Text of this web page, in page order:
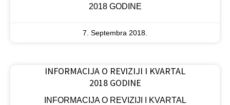
2018 GODINE
7. Septembra 2018.
INFORMACIJA O REVIZIJI I KVARTAL
2018 GODINE
INFORMACIJA O REVIZIJI I KVARTAL